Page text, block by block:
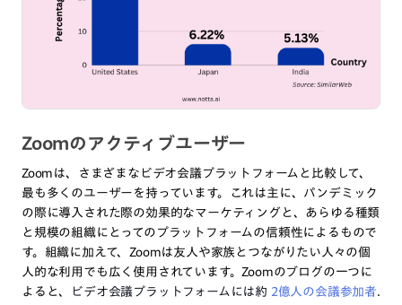
Zoomのアクティブユーザー
Zoomは、さまざまなビデオ会議プラットフォームと比較して、
最も多くのユーザーを持っています。これは主に、パンデミック
の際に導入された際の効果的なマーケティングと、あらゆる種類
と規模の組織にとってのプラットフォームの信頼性によるもので
す。組織に加えて、Zoomは友人や家族とつながりたい人々の個
人的な利用でも広く使用されています。Zoomのブログの一つに
よると、
ビデオ会議プラットフォームには約 2億人の会議参加者.